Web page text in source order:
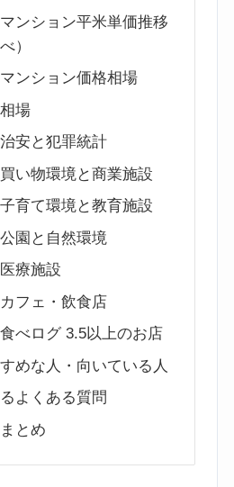
ンション平米単価推移
）
ンション価格相場
場
安と犯罪統計
い物環境と商業施設
育て環境と教育施設
園と自然環境
療施設
フェ・飲食店
べログ 3.5以上のお店
めな人・向いている人
よくある質問
とめ